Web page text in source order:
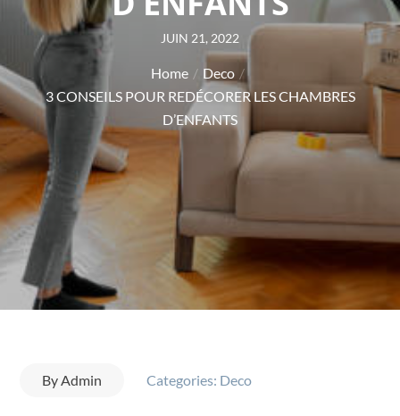
Posted
JUIN 21, 2022
Home
Deco
3 CONSEILS POUR REDÉCORER LES CHAMBRES
D’ENFANTS
ByAdmin Categories: Deco